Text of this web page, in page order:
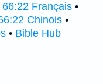
Français •
Chinois •
• Bible Hub